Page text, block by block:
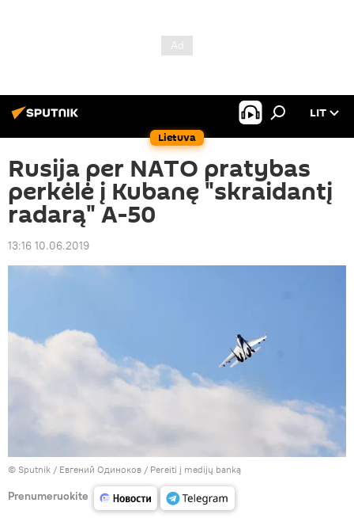
Lietuva
LIT
Rusija per NATO pratybas
perkėlė į Kubanę "skraidantį
radarą" A-50
13:16 10.06.2019
© Sputnik / Евгений Одиноков / Pereiti į medijų banką
Prenumeruokite